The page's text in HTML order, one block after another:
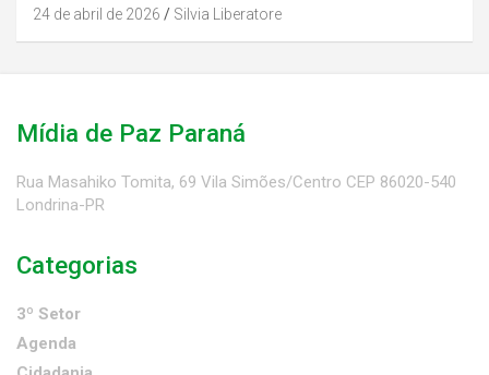
24 de abril de 2026 Silvia Liberatore
Mídia de Paz Paraná
Rua Masahiko Tomita, 69 Vila Simões/Centro CEP 86020-540
Londrina-PR
Categorias
3º Setor
Agenda